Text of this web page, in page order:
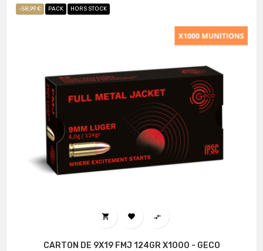
-58,99 € PACK HORS STOCK
  
CARTON DE 9X19 FMJ 124GR X1000 - GECO